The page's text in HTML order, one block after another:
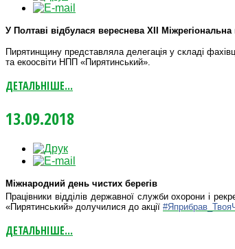
У Полтаві відбулася вереснева XII
Пирятинщину представляла делегація у складі
та екоосвіти НПП «Пирятинський».
ДЕТАЛЬНІШЕ...
13.09.2018
Міжнародний день чистих берегів
Працівники відділів державної служби охорони і
«Пирятинський» долучилися до акції #
ДЕТАЛЬНІШЕ...